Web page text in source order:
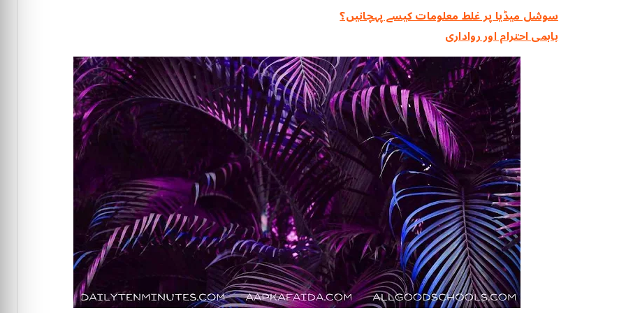
سوشل میڈیا پر غلط معلومات کیسے پہچانیں؟
باہمی احترام اور رواداری